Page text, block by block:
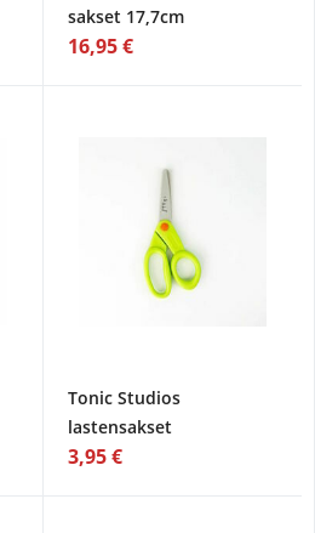
sakset 17,7cm
16,95 €
Tonic Studios
lastensakset
3,95 €